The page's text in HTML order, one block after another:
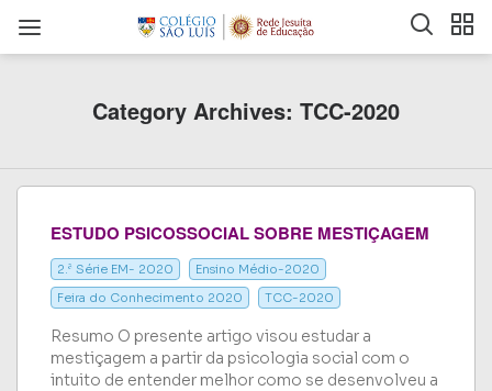
Category Archives: TCC-2020
ESTUDO PSICOSSOCIAL SOBRE MESTIÇAGEM
2.ª Série EM- 2020
Ensino Médio-2020
Feira do Conhecimento 2020
TCC-2020
Resumo O presente artigo visou estudar a
mestiçagem a partir da psicologia social com o
intuito de entender melhor como se desenvolveu a